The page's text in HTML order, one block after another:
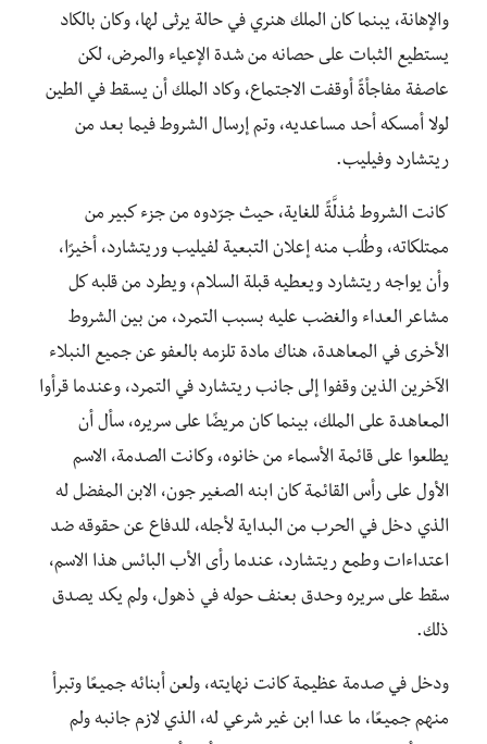
والإهانة، يبنما كان الملك هنري في حالة يرثى لها، وكان بالكاد
يستطيع الثبات على حصانه من شدة الإعياء والمرض، لكن
عاصفة مفاجأةً أوقفت الاجتماع، وكاد الملك أن يسقط في الطين
لولا أمسكه أحد مساعديه، وتم إرسال الشروط فيما بعد من
ريتشارد وفيليب.
كانت الشروط مُذلَّةً للغاية، حيث جرّدوه من جزء كبير من
ممتلكاته، وطُلب منه إعلان التبعية لفيليب وريتشارد، أخيرًا،
وأن يواجه ريتشارد ويعطيه قبلة السلام، ويطرد من قلبه كل
مشاعر العداء والغضب عليه بسبب التمرد، من بين الشروط
الأخرى في المعاهدة، هناك مادة تلزمه بالعفو عن جميع النبلاء
الآخرين الذين وقفوا إلى جانب ريتشارد في التمرد، وعندما قرأوا
المعاهدة على الملك، بينما كان مريضًا على سريره، سأل أن
يطلعوا على قائمة الأسماء من خانوه، وكانت الصدمة، الاسم
الأول على رأس القائمة كان ابنه الصغير جون، الابن المفضل له
الذي دخل في الحرب من البداية لأجله، للدفاع عن حقوقه ضد
اعتداءات وطمع ريتشارد، عندما رأى الأب البائس هذا الاسم،
سقط على سريره وحدق بعنف حوله في ذهول، ولم يكد يصدق
ذلك.
ودخل في صدمة عظيمة كانت نهايته، ولعن أبنائه جميعًا وتبرأ
منهم جميعًا، ما عدا ابن غير شرعي له، الذي لازم جانبه ولم